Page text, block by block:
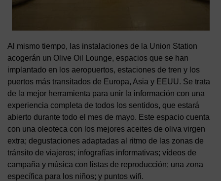
Al mismo tiempo, las instalaciones de la Union Station
acogerán un Olive Oil Lounge, espacios que se han
implantado en los aeropuertos, estaciones de tren y los
puertos más transitados de Europa, Asia y EEUU. Se trata
de la mejor herramienta para unir la información con una
experiencia completa de todos los sentidos, que estará
abierto durante todo el mes de mayo. Este espacio cuenta
con una oleoteca con los mejores aceites de oliva virgen
extra; degustaciones adaptadas al ritmo de las zonas de
tránsito de viajeros; infografías informativas; vídeos de
campaña y música con listas de reproducción; una zona
específica para los niños; y puntos wifi.